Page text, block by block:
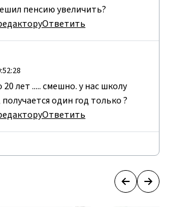
пенсию увеличить?
Ответить
20 лет ..... смешно. у нас школу
один год только ?
Ответить